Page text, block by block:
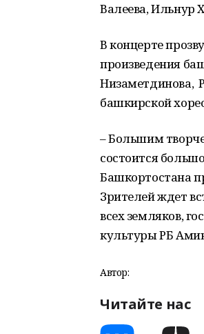
Валеева, Ильнур
В концерте
произведения
Низаметдинова,
башкирской
– Большим
состоится
Башкортостана
Зрителей ждет
всех земляков,
культуры РБ
Автор:
Читайте нас